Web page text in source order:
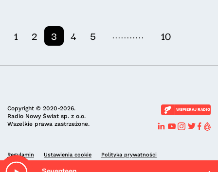
1 2 3 4 5 ........... 10
Copyright © 2020-2026.
Radio Nowy Świat sp. z o.o.
Wszelkie prawa zastrzeżone.
WSPIERAJ RADIO
Regulamin Ustawienia cookie Polityka prywatności